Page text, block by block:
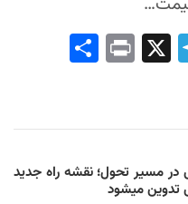
Tel
Pri
مسیر تحول؛ نقشه راه جدید
تدوین میشود